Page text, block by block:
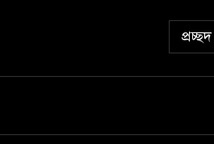
প্রচ্ছদ